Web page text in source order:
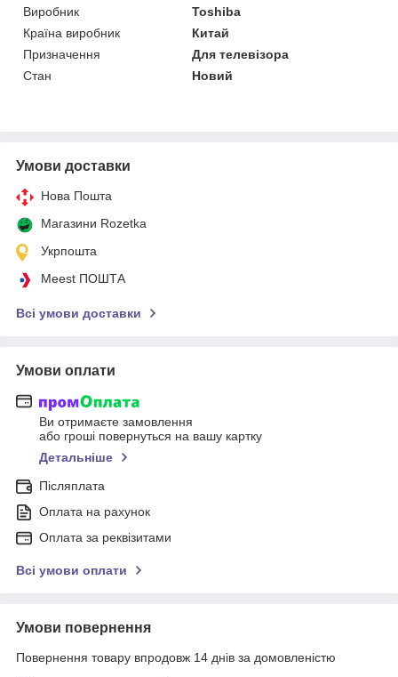
Виробник
Toshiba
Країна виробник
Китай
Призначення
Для телевізора
Стан
Новий
Умови доставки
Нова Пошта
Магазини Rozetka
Укрпошта
Meest ПОШТА
Всі умови доставки
Умови оплати
Ви отримаєте замовлення
або гроші повернуться на вашу картку
Детальніше
Післяплата
Оплата на рахунок
Оплата за реквізитами
Всі умови оплати
Умови повернення
Повернення товару впродовж 14 днів за домовленістю